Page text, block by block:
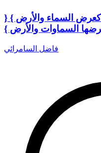
كعرض السماء والأرض } {
السماوات والأرض }
فاضل السامرائي